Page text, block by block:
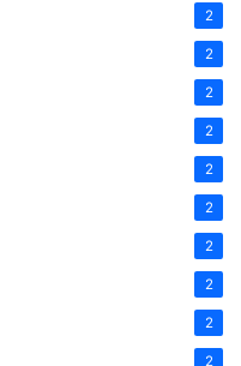
2
2
2
2
2
2
2
2
2
2